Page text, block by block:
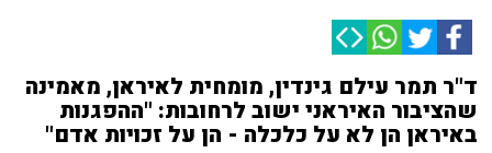
ד"ר תמר עילם גינדין, מומחית לאיראן, מאמינה
שהציבור האיראני ישוב לרחובות: "ההפגנות
באיראן הן לא על כלכלה - הן על זכויות אדם"